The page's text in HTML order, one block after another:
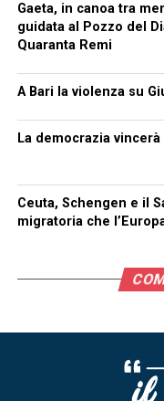
Gaeta, in canoa tra
guidata al Pozzo del
Quaranta Remi
A Bari la violenza su
La democrazia
Ceuta, Schengen e il
migratoria che